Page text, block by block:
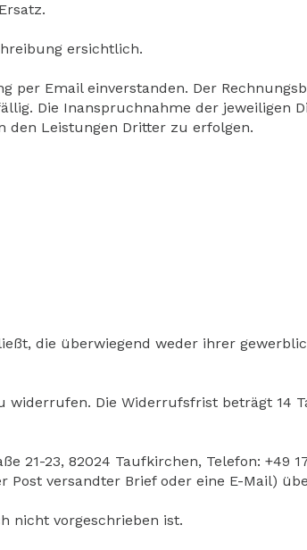
ersichtlich.
Email einverstanden. Der
Die Inanspruchnahme der jeweiligen
den Leistungen Dritter zu erfolgen.
die überwiegend weder ihrer
widerrufen. Die Widerrufsfrist beträgt 14
23, 82024 Taufkirchen, Telefon: +49
versandter Brief oder eine E-Mail)
nicht vorgeschrieben ist.